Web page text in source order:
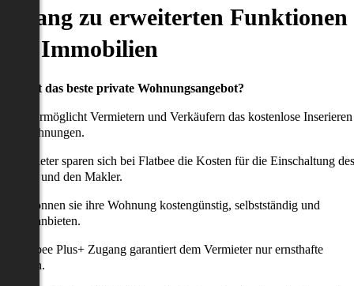
zu erweiterten Funktionen
Immobilien
willst das beste private Wohnungsangebot?
ermöglicht Vermietern und Verkäufern das kostenlose Inserieren
Wohnungen.
Anbieter sparen sich bei Flatbee die Kosten für die Einschaltung des
und den Makler.
können sie ihre Wohnung kostengünstig, selbstständig und
anbieten.
Flatbee Plus+ Zugang garantiert dem Vermieter nur ernsthafte